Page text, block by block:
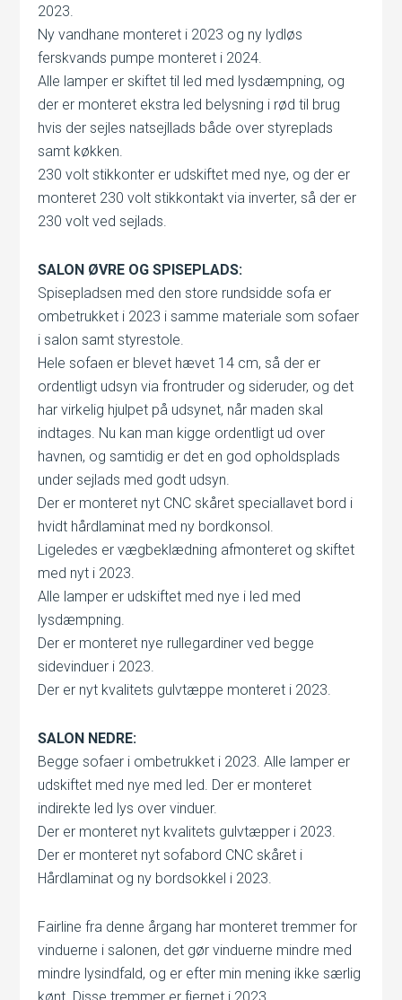
2023.
Ny vandhane monteret i 2023 og ny lydløs
ferskvands pumpe monteret i 2024.
Alle lamper er skiftet til led med lysdæmpning, og
der er monteret ekstra led belysning i rød til brug
hvis der sejles natsejllads både over styreplads
samt køkken.
230 volt stikkonter er udskiftet med nye, og der er
monteret 230 volt stikkontakt via inverter, så der er
230 volt ved sejlads.
SALON ØVRE OG SPISEPLADS:
Spisepladsen med den store rundsidde sofa er
ombetrukket i 2023 i samme materiale som sofaer
i salon samt styrestole.
Hele sofaen er blevet hævet 14 cm, så der er
ordentligt udsyn via frontruder og sideruder, og det
har virkelig hjulpet på udsynet, når maden skal
indtages. Nu kan man kigge ordentligt ud over
havnen, og samtidig er det en god opholdsplads
under sejlads med godt udsyn.
Der er monteret nyt CNC skåret speciallavet bord i
hvidt hårdlaminat med ny bordkonsol.
Ligeledes er vægbeklædning afmonteret og skiftet
med nyt i 2023.
Alle lamper er udskiftet med nye i led med
lysdæmpning.
Der er monteret nye rullegardiner ved begge
sidevinduer i 2023.
Der er nyt kvalitets gulvtæppe monteret i 2023.
SALON NEDRE:
Begge sofaer i ombetrukket i 2023. Alle lamper er
udskiftet med nye med led. Der er monteret
indirekte led lys over vinduer.
Der er monteret nyt kvalitets gulvtæpper i 2023.
Der er monteret nyt sofabord CNC skåret i
Hårdlaminat og ny bordsokkel i 2023.
Fairline fra denne årgang har monteret tremmer for
vinduerne i salonen, det gør vinduerne mindre med
mindre lysindfald, og er efter min mening ikke særlig